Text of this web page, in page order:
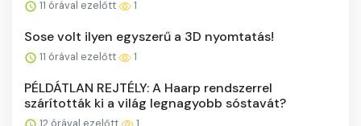
11 órával ezelőtt 1
Sose volt ilyen egyszerű a 3D nyomtatás!
11 órával ezelőtt 1
PÉLDÁTLAN REJTÉLY: A Haarp rendszerrel
szárították ki a világ legnagyobb sóstavát?